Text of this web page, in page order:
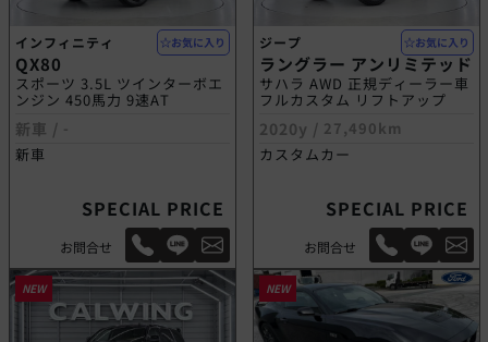
お気に入り
インフィニティ
QX80
スポーツ 3.5L ツインターボエ
ンジン 450馬力 9速AT
新車 / -
新車
SPECIAL PRICE
お問合せ
お気に入り
ジープ
ラングラー アンリミテッド
サハラ AWD 正規ディーラー車
フルカスタム リフトアップ
2020y / 27,490km
カスタムカー
SPECIAL PRICE
お問合せ
NEW NEW